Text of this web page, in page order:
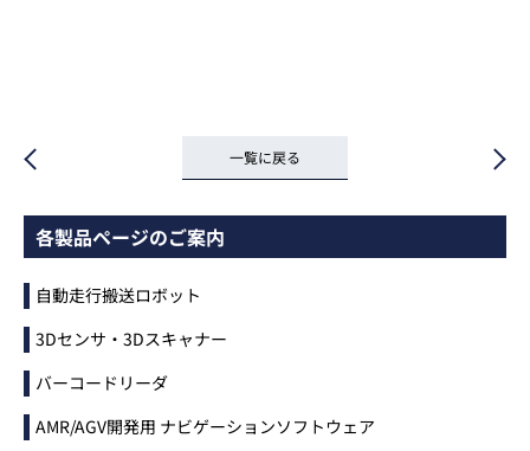
一覧に戻る
各製品ページのご案内
自動走行搬送ロボット
3Dセンサ・3Dスキャナー
バーコードリーダ
AMR/AGV開発用 ナビゲーションソフトウェア